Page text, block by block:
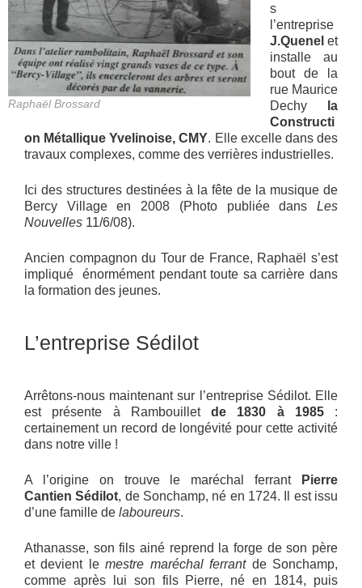
Raphaël Brossard
s
l’entreprise
J.Quenel et
installe au
bout de la
rue Maurice
Dechy
la
Constructi
on Métallique Yvelinoise, CMY. Elle excelle dans des
travaux complexes, comme des verrières industrielles.
Ici des structures destinées à la fête de la musique de
Bercy Village en 2008 (Photo publiée dans Les
Nouvelles 11/6/08).
Ancien compagnon du Tour de France, Raphaël s’est
impliqué énormément pendant toute sa carrière dans
la formation des jeunes.
L’entreprise Sédilot
Arrêtons-nous maintenant sur l’entreprise Sédilot. Elle
est présente à Rambouillet de 1830 à 1985:
certainement un record de longévité pour cette activité
dans notre ville !
A l’origine on trouve le maréchal ferrant
Pierre
Cantien Sédilot, de Sonchamp, né en 1724. Il est issu
d’une famille de laboureurs.
Athanasse, son fils ainé reprend la forge de son père
et devient lemestre maréchal ferrant de Sonchamp,
comme après lui son fils Pierre, né en 1814, puis